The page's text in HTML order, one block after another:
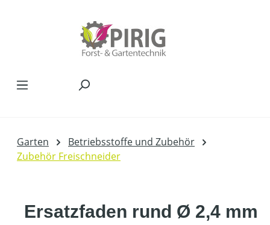
Garten
Betriebsstoffe und Zubehör
Zubehör Freischneider
Ersatzfaden rund Ø 2,4 mm